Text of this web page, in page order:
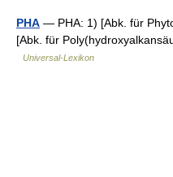
PHA — PHA: 1) [Abk. für
[Abk. für
Universal-Lexikon